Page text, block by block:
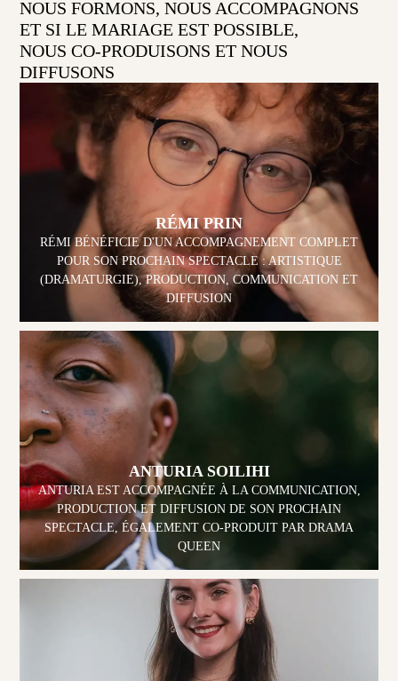
NOUS FORMONS, NOUS ACCOMPAGNONS
ET SI LE MARIAGE EST POSSIBLE,
NOUS CO-PRODUISONS ET NOUS
DIFFUSONS
RÉMI PRIN
RÉMI BÉNÉFICIE D'UN ACCOMPAGNEMENT COMPLET
POUR SON PROCHAIN SPECTACLE : ARTISTIQUE
(DRAMATURGIE), PRODUCTION, COMMUNICATION ET
DIFFUSION
ANTURIA SOILIHI
ANTURIA EST ACCOMPAGNÉE À LA COMMUNICATION,
PRODUCTION ET DIFFUSION DE SON PROCHAIN
SPECTACLE, ÉGALEMENT CO-PRODUIT PAR DRAMA
QUEEN